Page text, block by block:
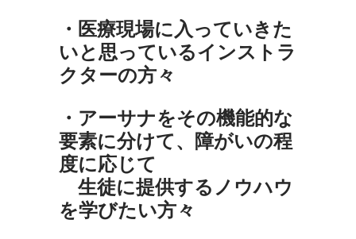
・医療現場に入っていきた
いと思っているインストラ
クターの方々
・アーサナをその機能的な
要素に分けて、障がいの程
度に応じて
生徒に提供するノウハウ
を学びたい方々